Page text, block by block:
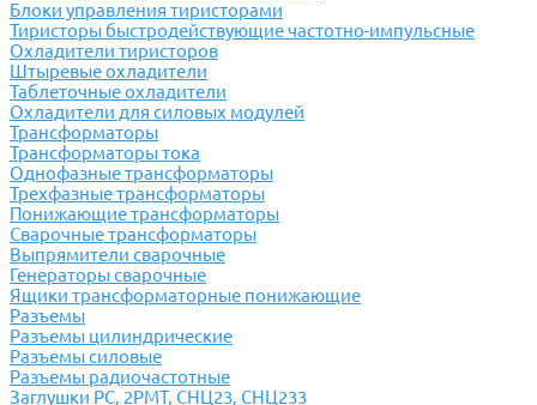
Блоки управления тиристорами
Тиристоры быстродействующие частотно-импульсные
Охладители тиристоров
Штыревые охладители
Таблеточные охладители
Охладители для силовых модулей
Трансформаторы
Трансформаторы тока
Однофазные трансформаторы
Трехфазные трансформаторы
Понижающие трансформаторы
Сварочные трансформаторы
Выпрямители сварочные
Генераторы сварочные
Ящики трансформаторные понижающие
Разъемы
Разъемы цилиндрические
Разъемы силовые
Разъемы радиочастотные
Заглушки РС, 2РМТ, СНЦ23, СНЦ233